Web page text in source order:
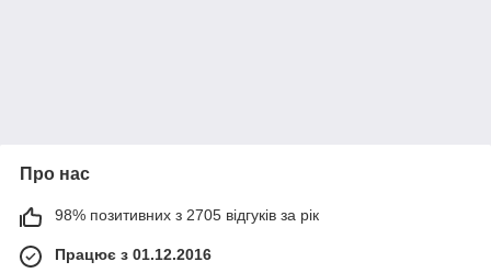
Про нас
98% позитивних з 2705 відгуків за рік
Працює з 01.12.2016